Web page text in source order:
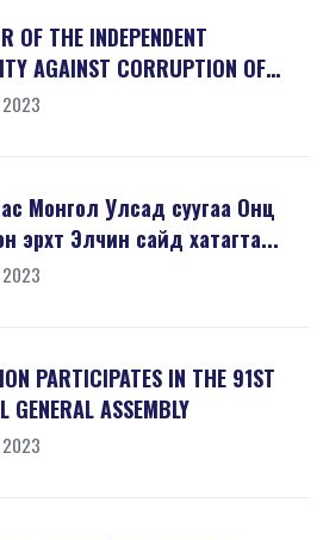
OF THE INDEPENDENT
AGAINST CORRUPTION OF
M...
2023
Монгол Улсад суугаа Онц
эрхт Элчин сайд хатагта...
2023
PARTICIPATES IN THE 91ST
GENERAL ASSEMBLY
2023